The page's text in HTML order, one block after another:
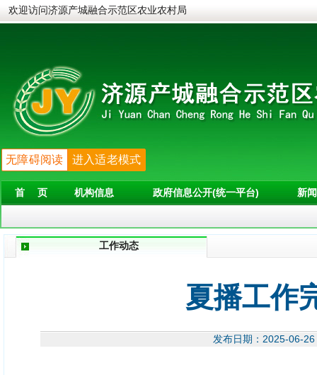
欢迎访问济源产城融合示范区农业农村局
无障碍阅读 进入适老模式
首 页 机构信息 政府信息公开(统一平台) 新
工作动态
夏播工作
发布日期：2025-